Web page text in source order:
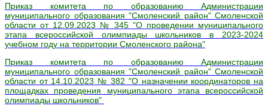
Приказ комитета по образованию Администрации
муниципального образования "Смоленский район" Смоленской
области от 12.09.2023 № 345 "О проведении муниципального
этапа всероссийской олимпиады школьников в 2023-2024
учебном году на территории Смоленского района"
Приказ комитета по образованию Администрации
муниципального образования "Смоленский район" Смоленской
области от 14.10.2023 № 382 "О назначении координаторов на
площадках проведения муниципального этапа всероссийской
олимпиады школьников"